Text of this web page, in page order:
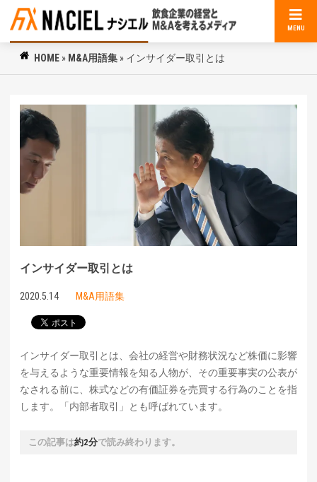
MENU
HOME » M&A用語集 » インサイダー取引とは
インサイダー取引とは
2020.5.14 M&A用語集
インサイダー取引とは、会社の経営や財務状況など株価に影響
を与えるような重要情報を知る人物が、その重要事実の公表が
なされる前に、株式などの有価証券を売買する行為のことを指
します。「内部者取引」とも呼ばれています。
この記事は約2分で読み終わります。